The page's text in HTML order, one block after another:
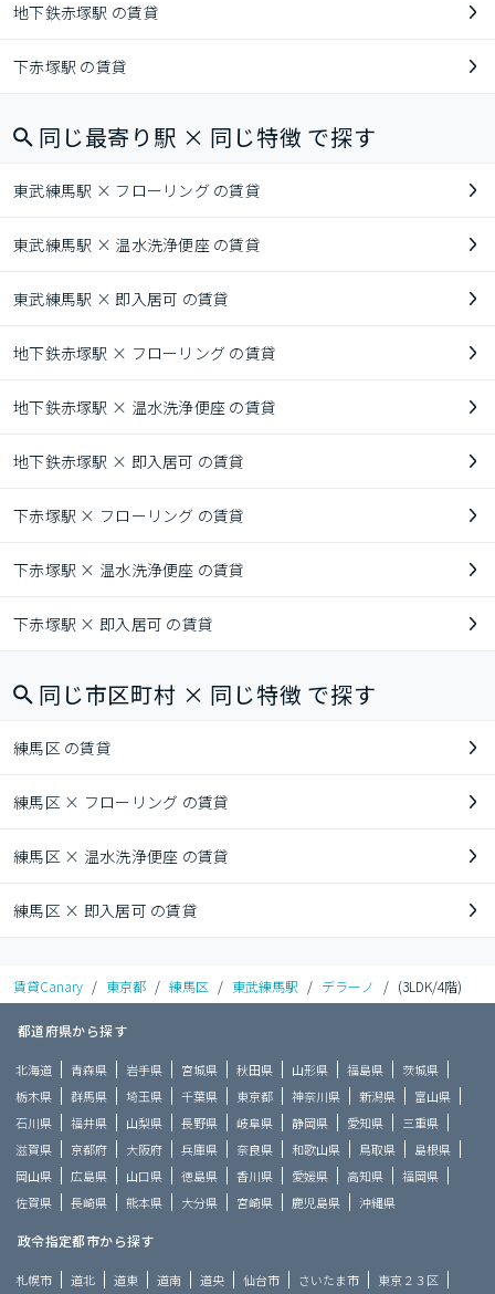
地下鉄赤塚駅 の賃貸
下赤塚駅 の賃貸
同じ最寄り駅 × 同じ特徴 で探す
東武練馬駅 × フローリング の賃貸
東武練馬駅 × 温水洗浄便座 の賃貸
東武練馬駅 × 即入居可 の賃貸
地下鉄赤塚駅 × フローリング の賃貸
地下鉄赤塚駅 × 温水洗浄便座 の賃貸
地下鉄赤塚駅 × 即入居可 の賃貸
下赤塚駅 × フローリング の賃貸
下赤塚駅 × 温水洗浄便座 の賃貸
下赤塚駅 × 即入居可 の賃貸
同じ市区町村 × 同じ特徴 で探す
練馬区 の賃貸
練馬区 × フローリング の賃貸
練馬区 × 温水洗浄便座 の賃貸
練馬区 × 即入居可 の賃貸
賃貸Canary / 東京都 / 練馬区 / 東武練馬駅 / デラーノ / (3LDK/4階)
都道府県から探す
北海道 青森県 岩手県 宮城県 秋田県 山形県 福島県
茨城県
栃木県
群馬県 埼玉県 千葉県 東京都 神奈川県 新潟県
富山県
石川県
福井県 山梨県 長野県 岐阜県 静岡県 愛知県
三重県
滋賀県
京都府 大阪府 兵庫県 奈良県 和歌山県 鳥取県
島根県
岡山県
広島県 山口県 徳島県 香川県 愛媛県 高知県
福岡県
佐賀県
長崎県 熊本県 大分県 宮崎県 鹿児島県 沖縄県
政令指定都市から探す
札幌市 道北 道東 道南 道央 仙台市 さいたま市 東京２３区